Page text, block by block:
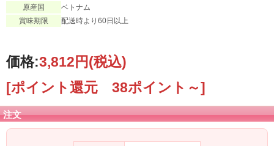
原産国
ベトナム
賞味期限
配送時より60日以上
価格:3,812円(税込)
[ポイント還元 38ポイント～]
注文